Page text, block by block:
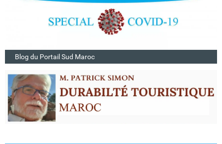
Blog du Portail Sud Maroc